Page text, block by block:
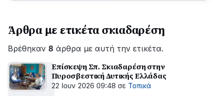
εξέλιξη
οι
εργασίες
ΔΕΔΔΗΕ
για
την
Άρθρα με ετικέτα σκιαδαρέση
Βρέθηκαν 8 άρθρα με αυτή την ετικέτα.
Επίσκεψη Σπ. Σκιαδαρέση στην
Πυροσβεστική Δυτικής Ελλάδας
22 Ιουν 2026 09:48 σε Τοπικά